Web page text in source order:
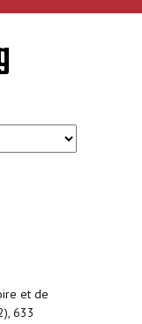
et de
633